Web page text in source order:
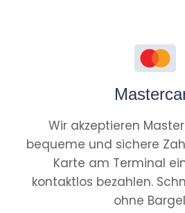
Wir akzeptieren
bequeme und sichere
Karte am Terminal
kontaktlos bezahlen.
ohne